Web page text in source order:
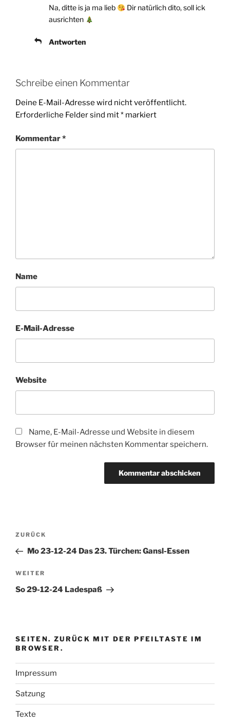
Na, ditte is ja ma lieb
Dir natürlich dito, soll ick
ausrichten
Antworten
Schreibe einen Kommentar
Deine E-Mail-Adresse wird nicht veröffentlicht.
Erforderliche Felder sind mit* markiert
Kommentar*
Name
E-Mail-Adresse
Website
Name, E-Mail-Adresse und Website in diesem
Browser für meinen nächsten Kommentar speichern.
Beitragsnavigation
Vorheriger
Beitrag
ZURÜCK
Mo 23-12-24 Das 23. Türchen: Gansl-Essen
Nächster
Beitrag
WEITER
So 29-12-24 Ladespaß
SEITEN. ZURÜCK MIT DER PFEILTASTE IM
BROWSER.
Impressum
Satzung
Texte